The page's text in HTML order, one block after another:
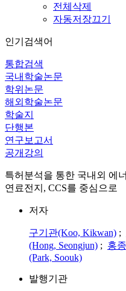
전체삭제
자동저장끄기
인기검색어
통합검색
국내학술논문
학위논문
해외학술논문
학술지
단행본
연구보고서
공개강의
특허분석을 통한 국내외 에
연료전지, CCS를 중심으로
저자
구기관(Koo, Kikwan) ;
(Hong, Seongjun) ; 홍
(Park, Soouk)
발행기관